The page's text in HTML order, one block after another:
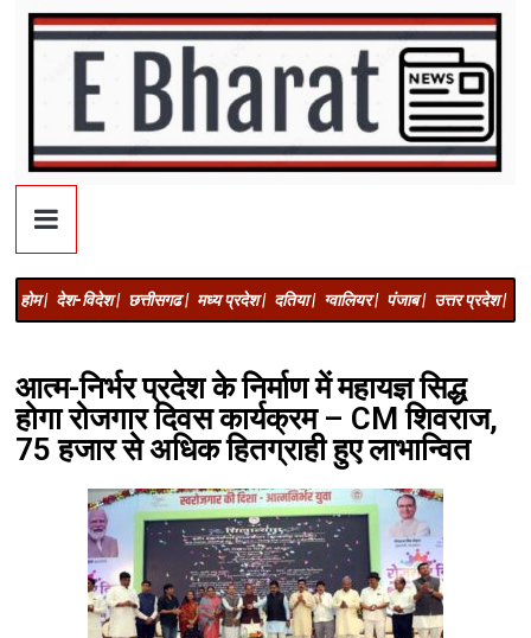
होम | देश-विदेश | छत्तीसगढ | मध्य प्रदेश | दतिया | ग्वालियर | पंजाब | उत्तर प्रदेश |
आत्म-निर्भर प्रदेश के निर्माण में महायज्ञ सिद्ध
होगा रोजगार दिवस कार्यक्रम – CM शिवराज,
75 हजार से अधिक हितग्राही हुए लाभान्वित